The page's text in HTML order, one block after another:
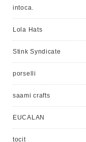
intoca.
Lola Hats
Stink Syndicate
porselli
saami crafts
EUCALAN
tocit